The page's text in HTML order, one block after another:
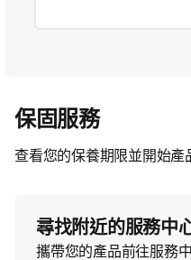
保固服務
查看您的保養期限並開始產
尋找附近的服務中
攜帶您的產品前往服務